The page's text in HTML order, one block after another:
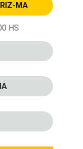
MA
HS